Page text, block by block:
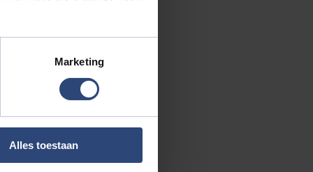
Marketing
Alles toestaan